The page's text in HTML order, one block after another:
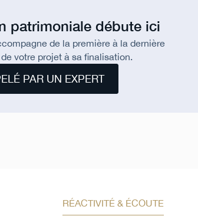
patrimoniale débute ici
de la première à la dernière
votre projet à sa finalisation.
PAR UN EXPERT
RÉACTIVITÉ & ÉCOUTE